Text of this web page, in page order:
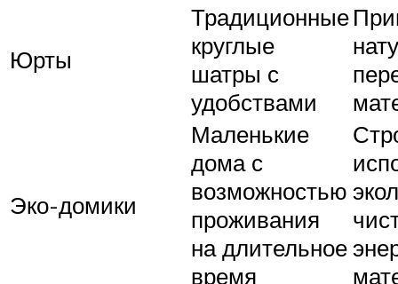
Юрты
Традиционные
круглые
шатры с
удобствами
Эко-домики
Маленькие
дома с
возможностью
проживания
на длительное
время